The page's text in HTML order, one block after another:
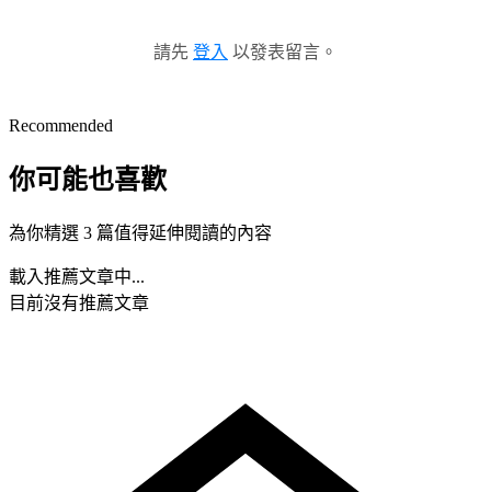
請先 登入 以發表留言。
Recommended
你可能也喜歡
為你精選 3 篇值得延伸閱讀的內容
載入推薦文章中...
目前沒有推薦文章